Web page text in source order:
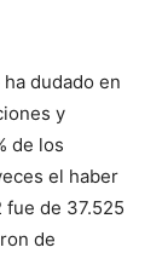
dudado en
y
de los
el haber
fue de 37.525
de